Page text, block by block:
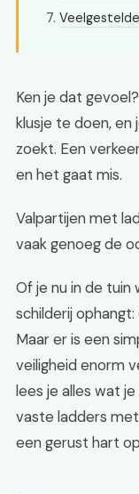
Ken je dat
klusje te doen,
zoekt. Een
en het gaat mis.
Valpartijen met
vaak genoeg de
Of je nu in de
schilderij
Maar er is een
veiligheid enorm
lees je alles wat
vaste ladders
een gerust hart